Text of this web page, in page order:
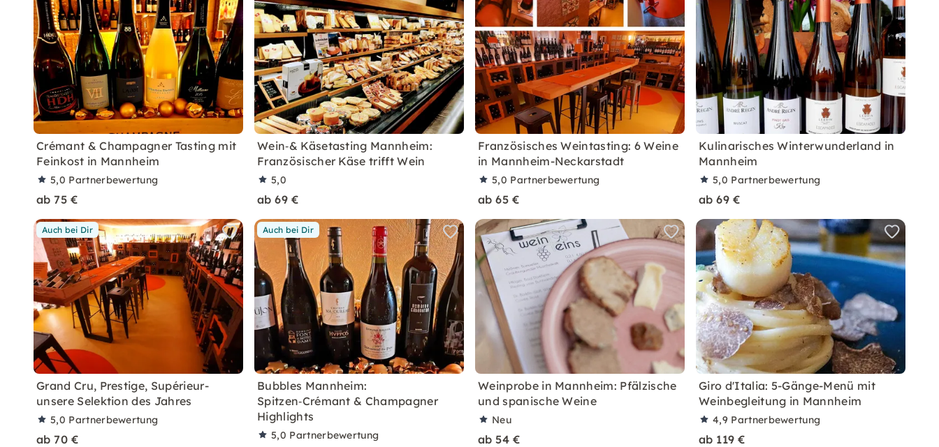
Crémant & Champagner Tasting mit
Feinkost in Mannheim
5,0 Partnerbewertung
ab 75 €
Wein‑& Käsetasting Mannheim:
Französischer Käse trifft Wein
5,0
ab 69 €
Französisches Weintasting: 6 Weine
in Mannheim-Neckarstadt
5,0 Partnerbewertung
ab 65 €
Kulinarisches Winterwunderland in
Mannheim
5,0 Partnerbewertung
ab 69 €
Auch bei Dir
Grand Cru, Prestige, Supérieur-
unsere Selektion des Jahres
5,0 Partnerbewertung
ab 70 €
Auch bei Dir
Bubbles Mannheim:
Spitzen‑Crémant & Champagner
Highlights
5,0 Partnerbewertung
Weinprobe in Mannheim: Pfälzische
und spanische Weine
Neu
ab 54 €
Giro d'Italia: 5-Gänge-Menü mit
Weinbegleitung in Mannheim
4,9 Partnerbewertung
ab 119 €